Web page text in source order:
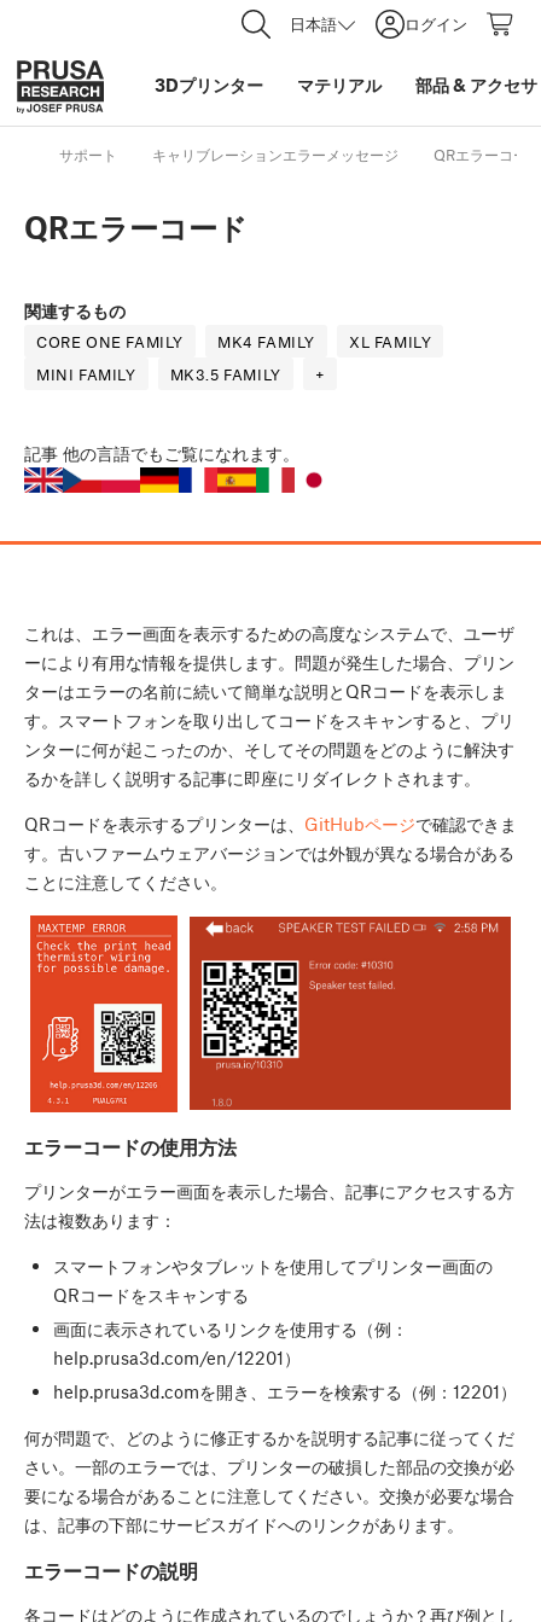
日本語 ログイン
3Dプリンター マテリアル 部品& アクセ
サポート キャリブレーションエラーメッセージ QRエラーコード
QRエラーコード
関連するもの
CORE ONE FAMILY MK4 FAMILY
XL FAMILY
MINI FAMILY
MK3.5 FAMILY +
記事 他の言語でもご覧になれます。
これは、エラー画面を表示するための高度なシステムで、ユーザ
ーにより有用な情報を提供します。問題が発生した場合、プリン
ターはエラーの名前に続いて簡単な説明とQRコードを表示しま
す。スマートフォンを取り出してコードをスキャンすると、プリ
ンターに何が起こったのか、そしてその問題をどのように解決す
るかを詳しく説明する記事に即座にリダイレクトされます。
QRコードを表示するプリンターは、 GitHubページで確認できま
す。古いファームウェアバージョンでは外観が異なる場合がある
ことに注意してください。
エラーコードの使用方法
プリンターがエラー画面を表示した場合、記事にアクセスする方
法は複数あります：
スマートフォンやタブレットを使用してプリンター画面の
QRコードをスキャンする
画面に表示されているリンクを使用する（例：
help.prusa3d.com/en/12201）
help.prusa3d.comを開き、エラーを検索する（例：12201）
何が問題で、どのように修正するかを説明する記事に従ってくだ
さい。一部のエラーでは、プリンターの破損した部品の交換が必
要になる場合があることに注意してください。交換が必要な場合
は、記事の下部にサービスガイドへのリンクがあります。
エラーコードの説明
各コードはどのように作成されているのでしょうか？再び例とし